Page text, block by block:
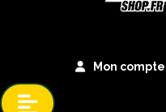
Mon compte